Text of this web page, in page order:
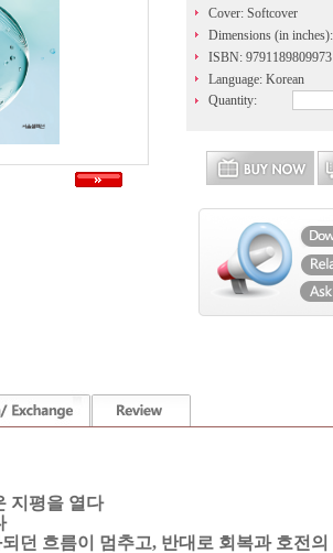
Cover: Softcover
Dimensions (in
ISBN: 9791189809973
Language: Korean
Quantity:
지평을 열다
던 흐름이 멈추고, 반대로 회복과 호전